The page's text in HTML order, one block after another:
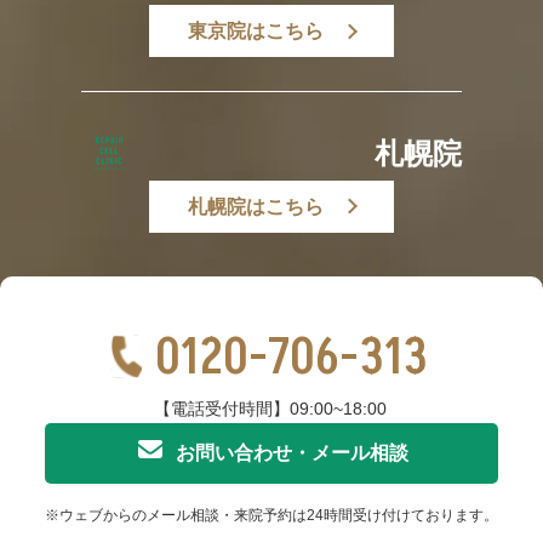
東京院はこちら
札幌院
札幌院はこちら
0120-706-313
【電話受付時間】09:00~18:00
お問い合わせ・メール相談
※ウェブからのメール相談・来院予約は24時間受け付けております。